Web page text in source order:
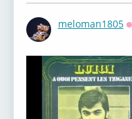
meloman1805